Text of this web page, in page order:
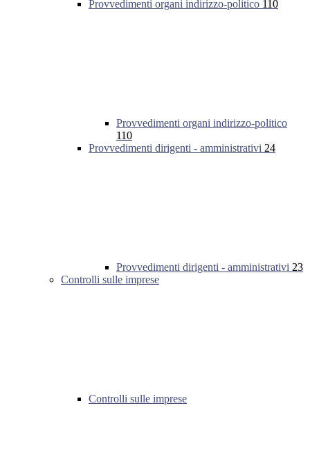
Provvedimenti organi indirizzo-politico 110
Provvedimenti organi indirizzo-politico
110
Provvedimenti dirigenti - amministrativi 24
Provvedimenti dirigenti - amministrativi 23
Controlli sulle imprese
Controlli sulle imprese